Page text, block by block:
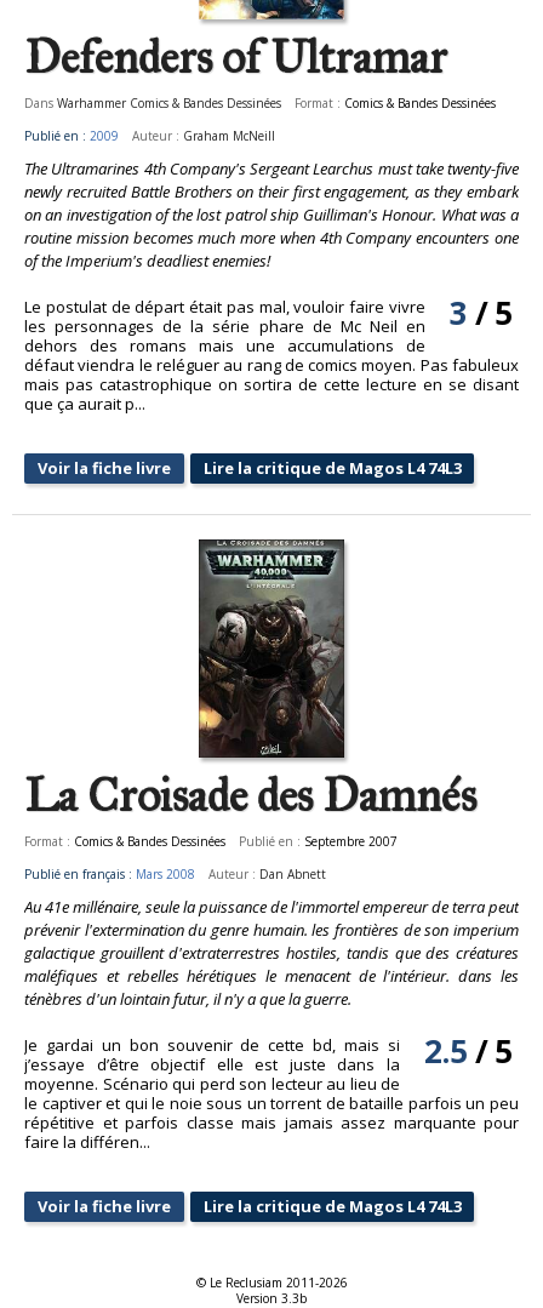
Defenders of Ultramar
Dans Warhammer Comics & Bandes Dessinées Format : Comics & Bandes Dessinées
Publié en : 2009 Auteur : Graham McNeill
The Ultramarines 4th Company's Sergeant Learchus must take twenty-five
newly recruited Battle Brothers on their first engagement, as they embark
on an investigation of the lost patrol ship Guilliman's Honour. What was a
routine mission becomes much more when 4th Company encounters one
of the Imperium's deadliest enemies!
3 /5
Le postulat de départ était pas mal, vouloir faire vivre
les personnages de la série phare de Mc Neil en
dehors des romans mais une accumulations de
défaut viendra le reléguer au rang de comics moyen. Pas fabuleux
mais pas catastrophique on sortira de cette lecture en se disant
que ça aurait p...
Voir la fiche livre Lire la critique de Magos L4 74L3
La Croisade des Damnés
Format : Comics & Bandes Dessinées Publié en : Septembre 2007
Publié en français : Mars 2008 Auteur : Dan Abnett
Au 41e millénaire, seule la puissance de l'immortel empereur de terra peut
prévenir l'extermination du genre humain. les frontières de son imperium
galactique grouillent d'extraterrestres hostiles, tandis que des créatures
maléfiques et rebelles hérétiques le menacent de l'intérieur. dans les
ténèbres d'un lointain futur, il n'y a que la guerre.
2.5/5
Je gardai un bon souvenir de cette bd, mais si
j’essaye d’être objectif elle est juste dans la
moyenne. Scénario qui perd son lecteur au lieu de
le captiver et qui le noie sous un torrent de bataille parfois un peu
répétitive et parfois classe mais jamais assez marquante pour
faire la différen...
Voir la fiche livre Lire la critique de Magos L4 74L3
© Le Reclusiam 2011-2026
Version 3.3b